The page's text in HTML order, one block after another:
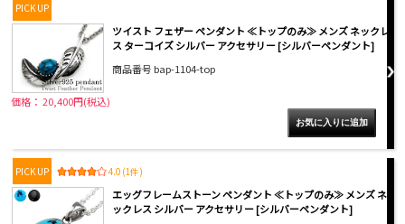
PICK UP
ツイスト フェザー ペンダント ≪トップのみ≫ メンズ ネックレ
ス ターコイズ シルバー アクセサリー [シルバーペンダント]
商品番号 bap-1104-top
価格： 20,400円(税込)
PICK UP 4.0 (1件)
エッグフレームストーン ペンダント ≪トップのみ≫ メンズ ネ
ックレス シルバー アクセサリー [シルバーペンダント]